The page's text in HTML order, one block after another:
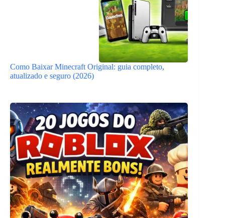
Como Baixar Minecraft Original: guia completo,
atualizado e seguro (2026)